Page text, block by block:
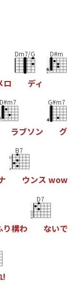
ロ
Dm7/G
ディ
D#m
D#m7
ラブソン
G#m7
グ
B7
ウンス wow
り構わ
D7
ないで
!